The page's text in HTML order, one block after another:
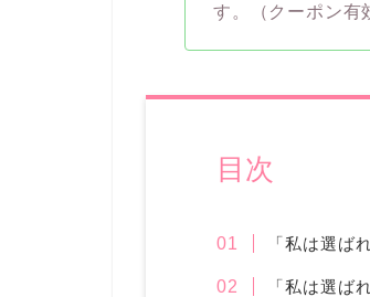
す。（クーポン有
目次
「私は選ば
「私は選ば